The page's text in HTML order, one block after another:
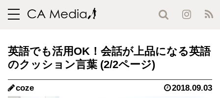
toggle
英語でも活用OK！会話が上品になる英語
のクッション言葉 (2/2ページ)
coze 2018.09.03